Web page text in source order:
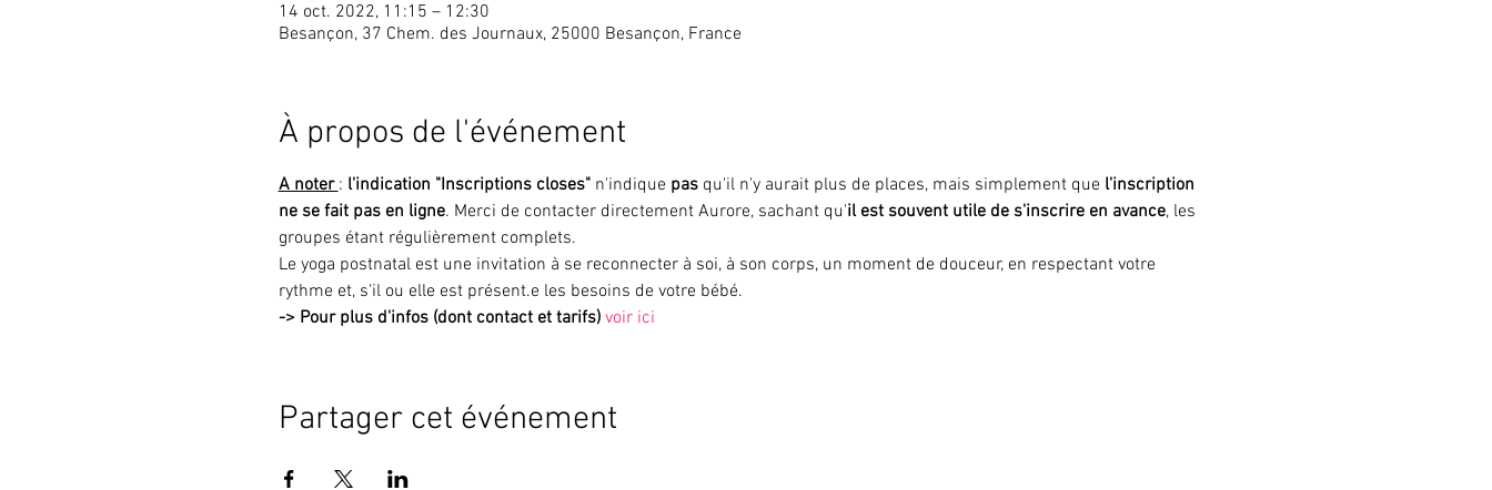
14 oct. 2022, 11:15 – 12:30
Besançon, 37 Chem. des Journaux, 25000 Besançon, France
À propos de l'événement
A noter : l'indication "Inscriptions closes" n'indique pas qu'il n'y aurait plus de places, mais simplement que l'inscription
ne se fait pas en ligne. Merci de contacter directement Aurore, sachant qu'il est souvent utile de s'inscrire en avance, les
groupes étant régulièrement complets.
Le yoga postnatal est une invitation à se reconnecter à soi, à son corps, un moment de douceur, en respectant votre
rythme et, s'il ou elle est présent.e les besoins de votre bébé.
-> Pour plus d'infos (dont contact et tarifs) voir ici
Partager cet événement